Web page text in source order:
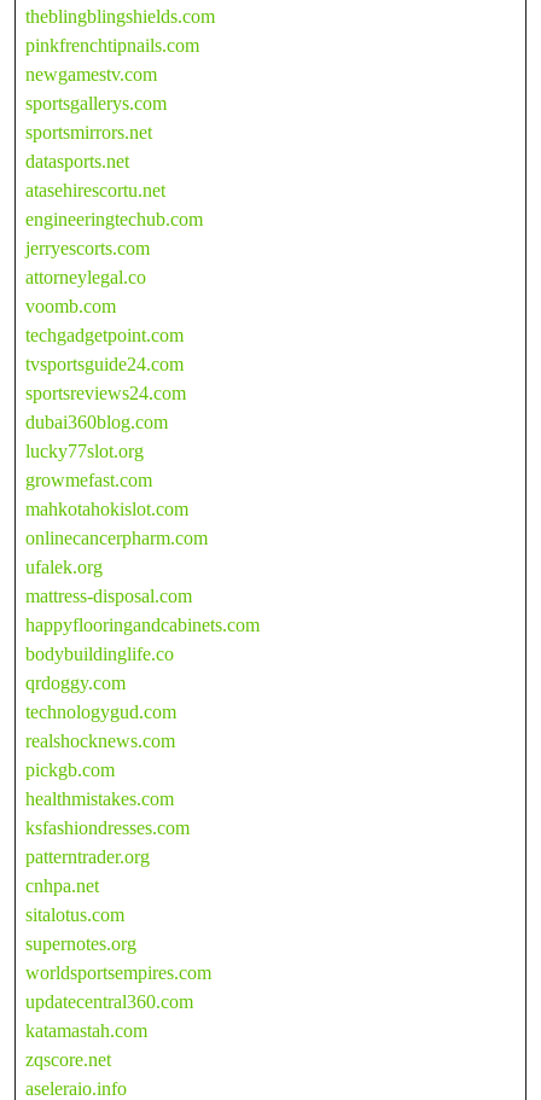
theblingblingshields.com
pinkfrenchtipnails.com
newgamestv.com
sportsgallerys.com
sportsmirrors.net
datasports.net
atasehirescortu.net
engineeringtechub.com
jerryescorts.com
attorneylegal.co
voomb.com
techgadgetpoint.com
tvsportsguide24.com
sportsreviews24.com
dubai360blog.com
lucky77slot.org
growmefast.com
mahkotahokislot.com
onlinecancerpharm.com
ufalek.org
mattress-disposal.com
happyflooringandcabinets.com
bodybuildinglife.co
qrdoggy.com
technologygud.com
realshocknews.com
pickgb.com
healthmistakes.com
ksfashiondresses.com
patterntrader.org
cnhpa.net
sitalotus.com
supernotes.org
worldsportsempires.com
updatecentral360.com
katamastah.com
zqscore.net
aseleraio.info